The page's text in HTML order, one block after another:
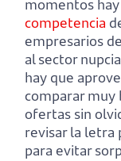
momentos
competencia
empresarios
al sector
hay que
comparar muy
ofertas sin
revisar la letra
para evitar